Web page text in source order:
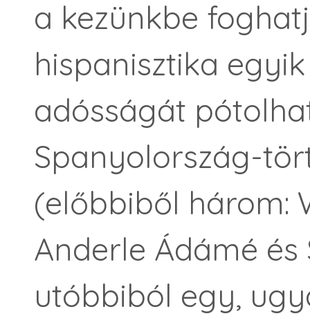
a kezünkbe
hispanisztika
adósságát
Spanyolország-
(előbbiből három:
Anderle Ádámé
utóbbiból egy,